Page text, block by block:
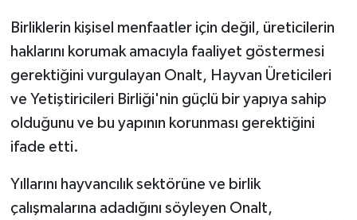
Birliklerin kişisel menfaatler için değil, üreticilerin
haklarını korumak amacıyla faaliyet göstermesi
gerektiğini vurgulayan Onalt, Hayvan Üreticileri
ve Yetiştiricileri Birliği'nin güçlü bir yapıya sahip
olduğunu ve bu yapının korunması gerektiğini
ifade etti.
Yıllarını hayvancılık sektörüne ve birlik
çalışmalarına adadığını söyleyen Onalt,